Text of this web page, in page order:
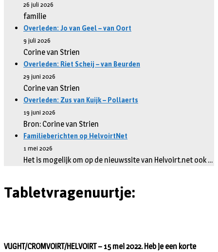
26 juli 2026
familie
Overleden: Jo van Geel – van Oort
9 juli 2026
Corine van Strien
Overleden: Riet Scheij – van Beurden
29 juni 2026
Corine van Strien
Overleden: Zus van Kuijk – Pollaerts
19 juni 2026
Bron: Corine van Strien
Familieberichten op HelvoirtNet
1 mei 2026
Het is mogelijk om op de nieuwssite van Helvoirt.net ook …
Tabletvragenuurtje:
VUGHT/CROMVOIRT/HELVOIRT – 15 mei 2022. Heb je een korte